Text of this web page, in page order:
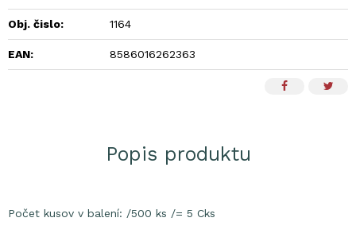
Obj. čislo: 1164
EAN: 8586016262363
Popis produktu
Počet kusov v balení: /500 ks /= 5 Cks